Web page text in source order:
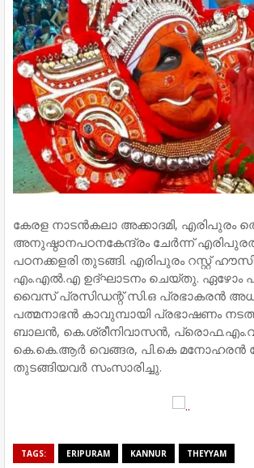
കേരള നാടൻകലാ അക്കാദമി, എരിപുരം
അനുഷ്ഠാനപഠനകേന്ദ്രം ചേർന്ന്
പഠനക്കളരി തുടങ്ങി. എരിപുരം റസ്റ്റ്
എം.എൽ.എ ഉദ്ഘാടനം ചെയ്തു. ഏഴോം
വൈസ് പ്രസിഡന്റ് സി.ഒ പ്രഭാകരൻ
പത്മനാഭൻ കാവുമ്പായി പ്രഭാഷണം
ബാലൻ, കെ.ശ്രീനിവാസൻ,
കെ.കെ.ആർ വെങ്ങര, പി.കെ മനോഹരൻ
തുടങ്ങിയവർ സംസാരിച്ചു.
TAGS: ERIPURAM KANNUR THEYYAM